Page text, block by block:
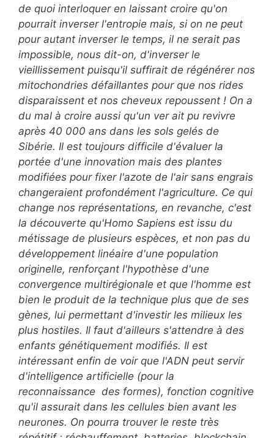
de quoi interloquer en laissant croire qu'on
pourrait inverser l'entropie mais, si on ne peut
pour autant inverser le temps, il ne serait pas
impossible, nous dit-on, d'inverser le
vieillissement puisqu'il suffirait de régénérer nos
mitochondries défaillantes pour que nos rides
disparaissent et nos cheveux repoussent ! On a
du mal à croire aussi qu'un ver ait pu revivre
après 40 000 ans dans les sols gelés de
Sibérie. Il est toujours difficile d'évaluer la
portée d'une innovation mais des plantes
modifiées pour fixer l'azote de l'air sans engrais
changeraient profondément l'agriculture. Ce qui
change nos représentations, en revanche, c'est
la découverte qu'Homo Sapiens est issu du
métissage de plusieurs espèces, et non pas du
développement linéaire d'une population
originelle, renforçant l'hypothèse d'une
convergence multirégionale et que l'homme est
bien le produit de la technique plus que de ses
gènes, lui permettant d'investir les milieux les
plus hostiles. Il faut d'ailleurs s'attendre à des
enfants génétiquement modifiés. Il est
intéressant enfin de voir que l'ADN peut servir
d'intelligence artificielle (pour la
reconnaissance des formes), fonction cognitive
qu'il assurait dans les cellules bien avant les
neurones. On pourra trouver le reste très